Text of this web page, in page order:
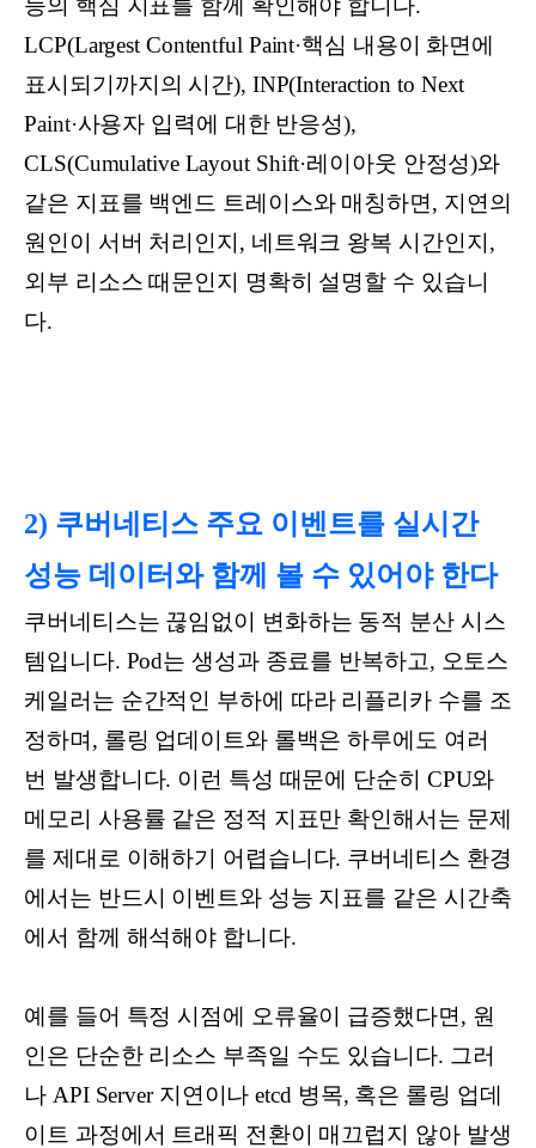
능의 핵심 지표를 함께 확인해야 합니다.
LCP(Largest Contentful Paint·핵심 내용이 화면에
표시되기까지의 시간), INP(Interaction to Next
Paint·사용자 입력에 대한 반응성),
CLS(Cumulative Layout Shift·레이아웃 안정성)와
같은 지표를 백엔드 트레이스와 매칭하면, 지연의
원인이 서버 처리인지, 네트워크 왕복 시간인지,
외부 리소스 때문인지 명확히 설명할 수 있습니
다.
2) 쿠버네티스 주요 이벤트를 실시간
성능 데이터와 함께 볼 수 있어야 한다
쿠버네티스는 끊임없이 변화하는 동적 분산 시스
템입니다. Pod는 생성과 종료를 반복하고, 오토스
케일러는 순간적인 부하에 따라 리플리카 수를 조
정하며, 롤링 업데이트와 롤백은 하루에도 여러
번 발생합니다. 이런 특성 때문에 단순히 CPU와
메모리 사용률 같은 정적 지표만 확인해서는 문제
를 제대로 이해하기 어렵습니다. 쿠버네티스 환경
에서는 반드시 이벤트와 성능 지표를 같은 시간축
에서 함께 해석해야 합니다.
예를 들어 특정 시점에 오류율이 급증했다면, 원
인은 단순한 리소스 부족일 수도 있습니다. 그러
나 API Server 지연이나 etcd 병목, 혹은 롤링 업데
이트 과정에서 트래픽 전환이 매끄럽지 않아 발생